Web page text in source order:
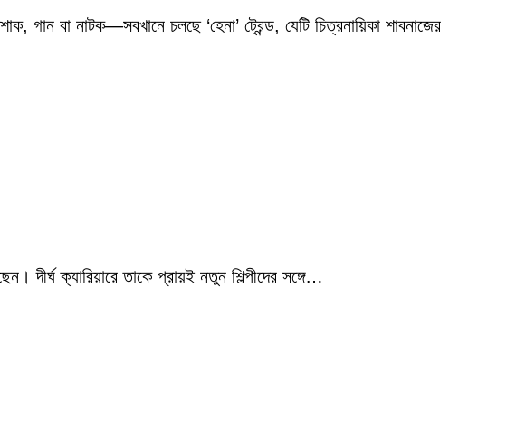
গান বা নাটক—সবখানে চলছে ‘হেনা’ ট্রেন্ড, যেটি চিত্রনায়িকা শাবনাজের
দীর্ঘ ক্যারিয়ারে তাকে প্রায়ই নতুন শিল্পীদের সঙ্গে…